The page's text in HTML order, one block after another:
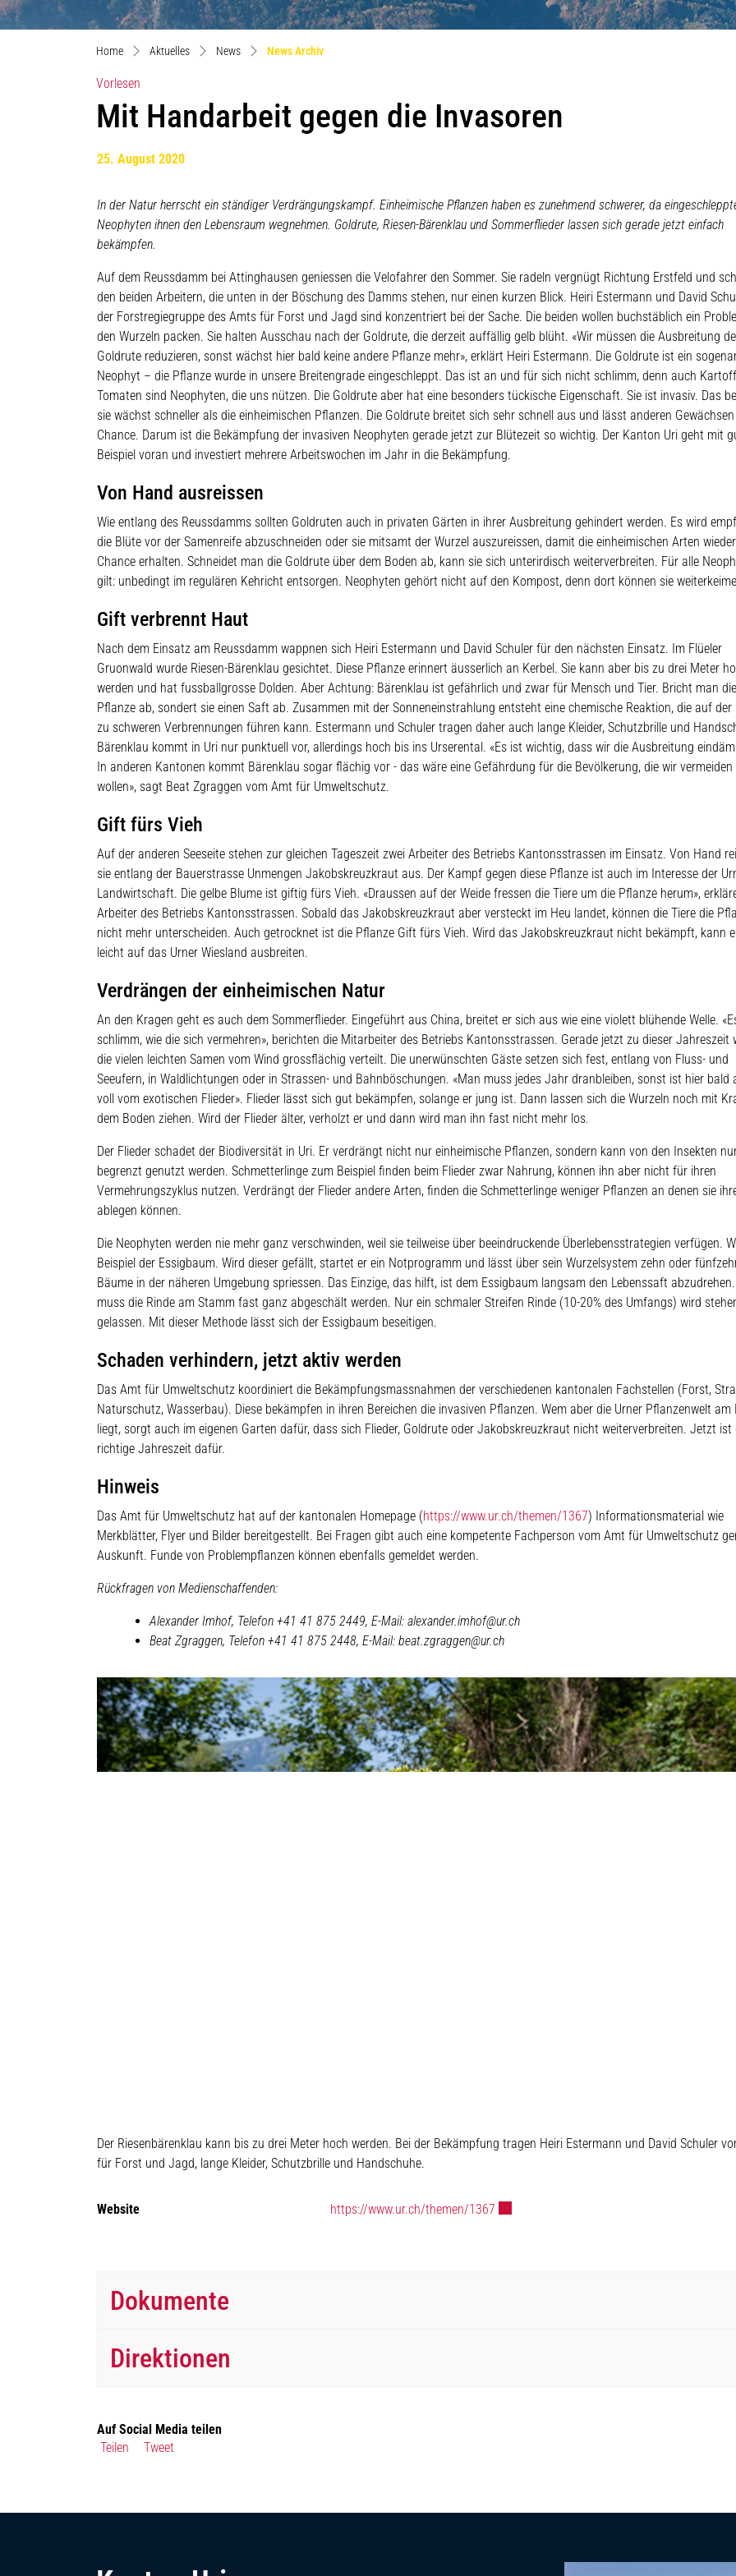
Home Aktuelles News News Archiv(ausgewählt)
Vorlesen
Mit Handarbeit gegen die Invasoren
25. August 2020
In der Natur herrscht ein ständiger Verdrängungskampf. Einheimische Pflanzen haben es zunehmend schwerer, da
Neophyten ihnen den Lebensraum wegnehmen. Goldrute, Riesen-Bärenklau und Sommerflieder lassen sich gerade jetzt einfach
bekämpfen.
Auf dem Reussdamm bei Attinghausen geniessen die Velofahrer den Sommer. Sie radeln vergnügt Richtung Erstfeld und
den beiden Arbeitern, die unten in der Böschung des Damms stehen, nur einen kurzen Blick. Heiri Estermann und David
der Forstregiegruppe des Amts für Forst und Jagd sind konzentriert bei der Sache. Die beiden wollen buchstäblich ein
den Wurzeln packen. Sie halten Ausschau nach der Goldrute, die derzeit auffällig gelb blüht. «Wir müssen die Ausbreitung
Goldrute reduzieren, sonst wächst hier bald keine andere Pflanze mehr», erklärt Heiri Estermann. Die Goldrute ist ein
Neophyt – die Pflanze wurde in unsere Breitengrade eingeschleppt. Das ist an und für sich nicht schlimm, denn auch
Tomaten sind Neophyten, die uns nützen. Die Goldrute aber hat eine besonders tückische Eigenschaft. Sie ist invasiv. Das
sie wächst schneller als die einheimischen Pflanzen. Die Goldrute breitet sich sehr schnell aus und lässt anderen
Chance. Darum ist die Bekämpfung der invasiven Neophyten gerade jetzt zur Blütezeit so wichtig. Der Kanton Uri geht mit
Beispiel voran und investiert mehrere Arbeitswochen im Jahr in die Bekämpfung.
Von Hand ausreissen
Wie entlang des Reussdamms sollten Goldruten auch in privaten Gärten in ihrer Ausbreitung gehindert werden. Es wird
die Blüte vor der Samenreife abzuschneiden oder sie mitsamt der Wurzel auszureissen, damit die einheimischen Arten
Chance erhalten. Schneidet man die Goldrute über dem Boden ab, kann sie sich unterirdisch weiterverbreiten. Für alle
gilt: unbedingt im regulären Kehricht entsorgen. Neophyten gehört nicht auf den Kompost, denn dort können sie
Gift verbrennt Haut
Nach dem Einsatz am Reussdamm wappnen sich Heiri Estermann und David Schuler für den nächsten Einsatz. Im Flüeler
Gruonwald wurde Riesen-Bärenklau gesichtet. Diese Pflanze erinnert äusserlich an Kerbel. Sie kann aber bis zu drei Meter
werden und hat fussballgrosse Dolden. Aber Achtung: Bärenklau ist gefährlich und zwar für Mensch und Tier. Bricht man die
Pflanze ab, sondert sie einen Saft ab. Zusammen mit der Sonneneinstrahlung entsteht eine chemische Reaktion, die auf
zu schweren Verbrennungen führen kann. Estermann und Schuler tragen daher auch lange Kleider, Schutzbrille und
Bärenklau kommt in Uri nur punktuell vor, allerdings hoch bis ins Urserental. «Es ist wichtig, dass wir die Ausbreitung
In anderen Kantonen kommt Bärenklau sogar flächig vor - das wäre eine Gefährdung für die Bevölkerung, die wir vermeiden
wollen», sagt Beat Zgraggen vom Amt für Umweltschutz.
Gift fürs Vieh
Auf der anderen Seeseite stehen zur gleichen Tageszeit zwei Arbeiter des Betriebs Kantonsstrassen im Einsatz. Von Hand
sie entlang der Bauerstrasse Unmengen Jakobskreuzkraut aus. Der Kampf gegen diese Pflanze ist auch im Interesse der
Landwirtschaft. Die gelbe Blume ist giftig fürs Vieh. «Draussen auf der Weide fressen die Tiere um die Pflanze herum»,
Arbeiter des Betriebs Kantonsstrassen. Sobald das Jakobskreuzkraut aber versteckt im Heu landet, können die Tiere die
nicht mehr unterscheiden. Auch getrocknet ist die Pflanze Gift fürs Vieh. Wird das Jakobskreuzkraut nicht bekämpft, kann
leicht auf das Urner Wiesland ausbreiten.
Verdrängen der einheimischen Natur
An den Kragen geht es auch dem Sommerflieder. Eingeführt aus China, breitet er sich aus wie eine violett blühende Welle.
schlimm, wie die sich vermehren», berichten die Mitarbeiter des Betriebs Kantonsstrassen. Gerade jetzt zu dieser Jahreszeit
die vielen leichten Samen vom Wind grossflächig verteilt. Die unerwünschten Gäste setzen sich fest, entlang von Fluss- und
Seeufern, in Waldlichtungen oder in Strassen- und Bahnböschungen. «Man muss jedes Jahr dranbleiben, sonst ist hier bald
voll vom exotischen Flieder». Flieder lässt sich gut bekämpfen, solange er jung ist. Dann lassen sich die Wurzeln noch mit
dem Boden ziehen. Wird der Flieder älter, verholzt er und dann wird man ihn fast nicht mehr los.
Der Flieder schadet der Biodiversität in Uri. Er verdrängt nicht nur einheimische Pflanzen, sondern kann von den Insekten
begrenzt genutzt werden. Schmetterlinge zum Beispiel finden beim Flieder zwar Nahrung, können ihn aber nicht für ihren
Vermehrungszyklus nutzen. Verdrängt der Flieder andere Arten, finden die Schmetterlinge weniger Pflanzen an denen sie
ablegen können.
Die Neophyten werden nie mehr ganz verschwinden, weil sie teilweise über beeindruckende Überlebensstrategien verfügen.
Beispiel der Essigbaum. Wird dieser gefällt, startet er ein Notprogramm und lässt über sein Wurzelsystem zehn oder
Bäume in der näheren Umgebung spriessen. Das Einzige, das hilft, ist dem Essigbaum langsam den Lebenssaft
muss die Rinde am Stamm fast ganz abgeschält werden. Nur ein schmaler Streifen Rinde (10-20% des Umfangs) wird
gelassen. Mit dieser Methode lässt sich der Essigbaum beseitigen.
Schaden verhindern, jetzt aktiv werden
Das Amt für Umweltschutz koordiniert die Bekämpfungsmassnahmen der verschiedenen kantonalen Fachstellen (Forst,
Naturschutz, Wasserbau). Diese bekämpfen in ihren Bereichen die invasiven Pflanzen. Wem aber die Urner Pflanzenwelt am
liegt, sorgt auch im eigenen Garten dafür, dass sich Flieder, Goldrute oder Jakobskreuzkraut nicht weiterverbreiten. Jetzt ist
richtige Jahreszeit dafür.
Hinweis
Das Amt für Umweltschutz hat auf der kantonalen Homepage (https://www.ur.ch/themen/1367) Informationsmaterial wie
Merkblätter, Flyer und Bilder bereitgestellt. Bei Fragen gibt auch eine kompetente Fachperson vom Amt für Umweltschutz
Auskunft. Funde von Problempflanzen können ebenfalls gemeldet werden.
Rückfragen von Medienschaffenden:
Alexander Imhof, Telefon +41 41 875 2449, E-Mail: alexander.imhof@ur.ch
Beat Zgraggen, Telefon +41 41 875 2448, E-Mail: beat.zgraggen@ur.ch
Der Riesenbärenklau kann bis zu drei Meter hoch werden. Bei der Bekämpfung tragen Heiri Estermann und David Schuler
für Forst und Jagd, lange Kleider, Schutzbrille und Handschuhe.
Website https://www.ur.ch/themen/1367
Dokumente
Direktionen
Auf Social Media teilen
Teilen
Tweet